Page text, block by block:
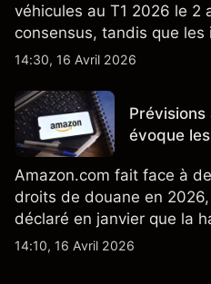
véhicules au T1 2026 le 2
consensus, tandis que
également la croissance
nouveau SUV. Découvrez
TSLA d'analystes tiers.
14:30, 16 Avril 2026
Prévisions
évoque
Amazon.com fait face à
droits de douane en
déclaré en janvier que la
d'importation commençait
14:10, 16 Avril 2026